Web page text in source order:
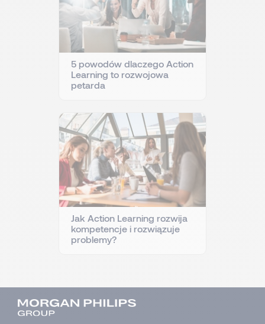
5 powodów dlaczego Action
Learning to rozwojowa
petarda
Jak Action Learning rozwija
kompetencje i rozwiązuje
problemy?